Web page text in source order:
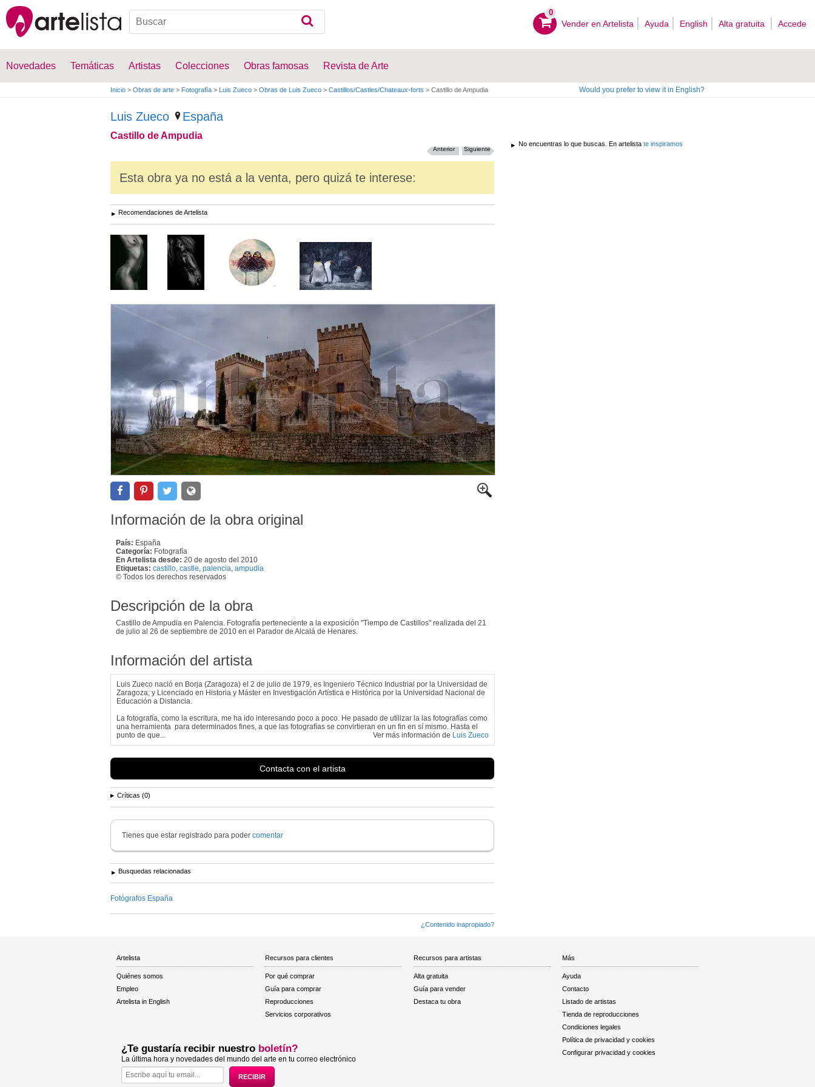
0
Vender en Artelista Ayuda English Alta gratuita Accede
Novedades Temáticas Artistas Colecciones Obras famosas Revista de Arte
Inicio > Obras de arte > Fotografía > Luis Zueco > Obras de Luis Zueco > Castillos/Castles/Chateaux-forts > Castillo de Ampudia Would you prefer to view it in English?
Luis Zueco España
Castillo de Ampudia
Siguiente
Anterior
Esta obra ya no está a la venta, pero quizá te interese:
Recomendaciones de Artelista
Información de la obra original
País: España
Categoría: Fotografía
En Artelista desde: 20 de agosto del 2010
Etiquetas: castillo castle palencia ampudia
© Todos los derechos reservados
Descripción de la obra
Castillo de Ampudia en Palencia. Fotografía perteneciente a la exposición "Tiempo de Castillos" realizada del 21
de julio al 26 de septiembre de 2010 en el Parador de Alcalá de Henares.
Información del artista
Luis Zueco nació en Borja (Zaragoza) el 2 de julio de 1979, es Ingeniero Técnico Industrial por la Universidad de
Zaragoza; y Licenciado en Historia y Máster en Investigación Artística e Histórica por la Universidad Nacional de
Educación a Distancia.
La fotografía, como la escritura, me ha ido interesando poco a poco. He pasado de utilizar la las fotografías como
una herramienta para determinados fines, a que las fotografías se convirtieran en un fin en sí mismo. Hasta el
punto de que...
Ver más información de Luis Zueco
Contacta con el artista
Críticas (0)
Tienes que estar registrado para poder comentar
Busquedas relacionadas
Fotógrafos España
¿Contenido inapropiado?
No encuentras lo que buscas. En artelista te inspiramos
Artelista
Quiénes somos
Empleo
Artelista in English
Recursos para clientes
Por qué comprar
Guía para comprar
Reproducciones
Servicios corporativos
Recursos para artistas
Alta gratuita
Guía para vender
Destaca tu obra
Más
Ayuda
Contacto
Listado de artistas
Tienda de reproducciones
Condiciones legales
Política de privacidad y cookies
Configurar privacidad y cookies
¿Te gustaría recibir nuestro boletín?
La última hora y novedades del mundo del arte en tu correo electrónico